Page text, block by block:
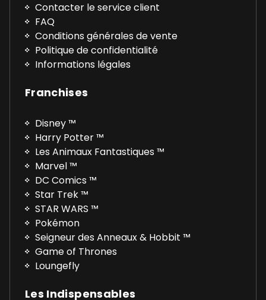
Contacter le service client
FAQ
Conditions générales de vente
Politique de confidentialité
Informations légales
Franchises
Disney ™
Harry Potter ™
Les Animaux Fantastiques ™
Marvel ™
DC Comics ™
Star Trek ™
STAR WARS ™
Pokémon
Seigneur des Anneaux & Hobbit ™
Game of Thrones
Loungefly
Les Indispensables